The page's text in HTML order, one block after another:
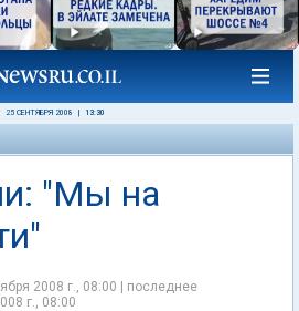
25 СЕНТЯБРЯ 2008 13:30
"Мы на
2008 г., 08:00 | последнее
г., 08:00